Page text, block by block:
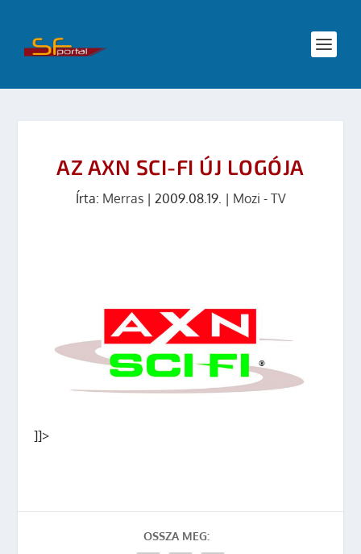
AZ AXN SCI-FI ÚJ LOGÓJA
Írta: Merras| 2009.08.19. | Mozi - TV
]]>
OSSZA MEG: